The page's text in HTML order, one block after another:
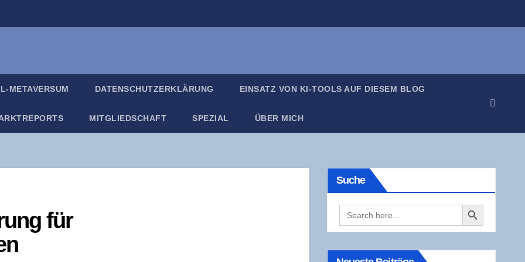
META­VER­SUM DATEN­SCHUTZ­ER­KLÄ­RUNG EIN­SATZ VON KI-TOOLS AUF DIE­SEM BLOG
MIT­GLIED­SCHAFT SPE­ZI­AL ÜBER MICH
für
Suche
Search
for:
Search Button